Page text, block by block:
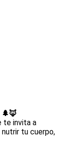
te invita a
tu cuerpo,